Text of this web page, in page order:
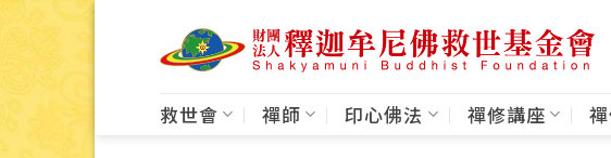
救世會 禪師 印心佛法 禪修講座